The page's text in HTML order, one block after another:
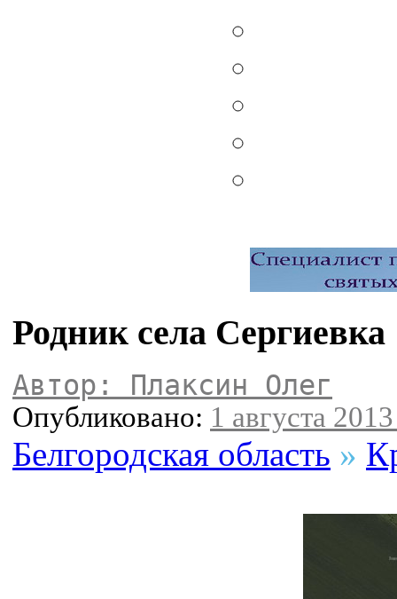
Родник села Сергиевка
Автор: Плаксин Олег
Опубликовано: 1 августа
Белгородская область »